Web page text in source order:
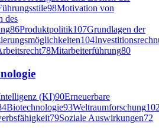
98Motivation von
des
86Produktpolitik107Grundlagen der
104
78Mitarbeiterführung80
(KI)90Erneuerbare
Biotechnologie93Weltraumforschung
79Soziale Auswirkungen72